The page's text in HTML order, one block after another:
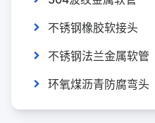
不锈钢橡胶软接头
不锈钢法兰金属软管
环氧煤沥青防腐弯头